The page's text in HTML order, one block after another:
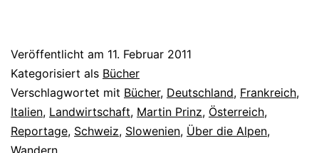
Veröffentlicht am 11. Februar 2011
Kategorisiert als Bücher
Verschlagwortet mit Bücher, Deutschland, Frankreich,
Italien, Landwirtschaft, Martin Prinz, Österreich,
Reportage, Schweiz, Slowenien, Über die Alpen,
Wandern